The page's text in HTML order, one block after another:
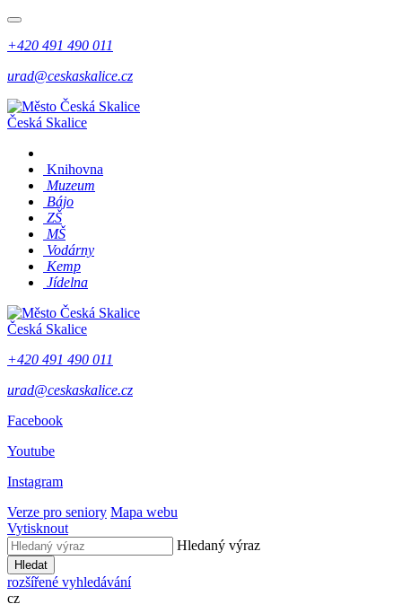
+420 491 490 011
urad@ceskaskalice.cz
Česká Skalice
Knihovna
Muzeum
Bájo
ZŠ
MŠ
Vodárny
Kemp
Jídelna
Česká Skalice
+420 491 490 011
urad@ceskaskalice.cz
Facebook
Youtube
Instagram
Verze pro seniory Mapa webu
Vytisknout
Hledaný výraz
Hledat
rozšířené vyhledávání
cz